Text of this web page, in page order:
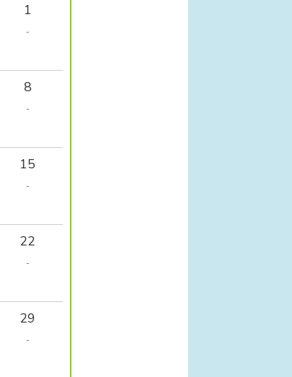
1
-
8
-
15
-
22
-
29
-